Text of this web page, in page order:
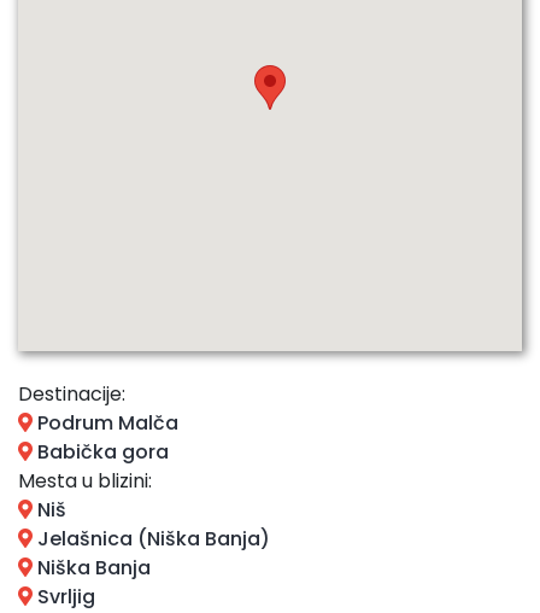
Destinacije:
Podrum Malča
Babička gora
Mesta u blizini:
Niš
Jelašnica (Niška Banja)
Niška Banja
Svrljig